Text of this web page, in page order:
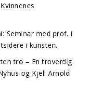
Seminar med prof. i
i kunsten.
tro – En troverdig
og Kjell Arnold